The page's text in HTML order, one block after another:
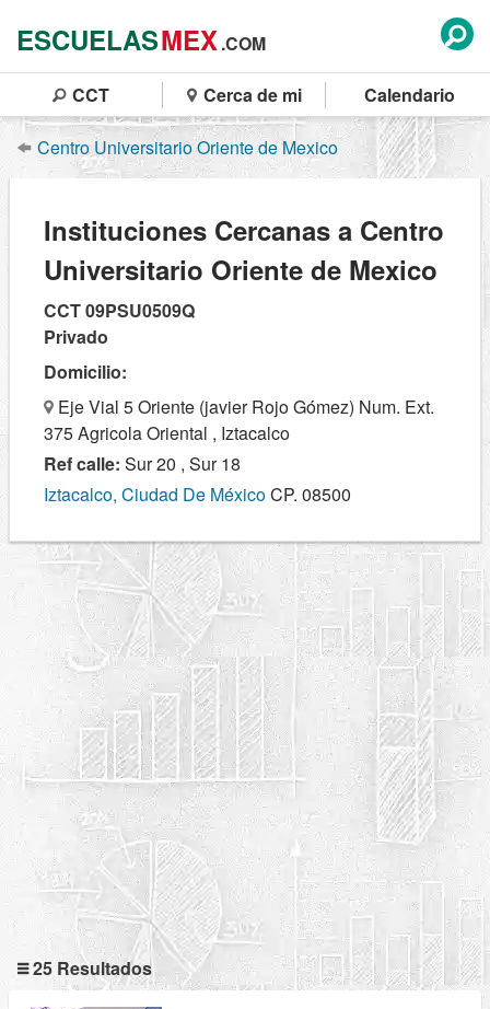
ESCUELASMEX.COM
CCT Cerca de mi Calendario
Centro Universitario Oriente de Mexico
Instituciones Cercanas a Centro
Universitario Oriente de Mexico
CCT 09PSU0509Q
Privado
Domicilio:
Eje Vial 5 Oriente (javier Rojo Gómez) Num. Ext.
375 Agricola Oriental , Iztacalco
Ref calle: Sur 20 , Sur 18
Iztacalco, Ciudad De MéxicoCP. 08500
25 Resultados